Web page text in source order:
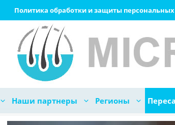
Политика обработки и защиты
Наши партнеры Регионы